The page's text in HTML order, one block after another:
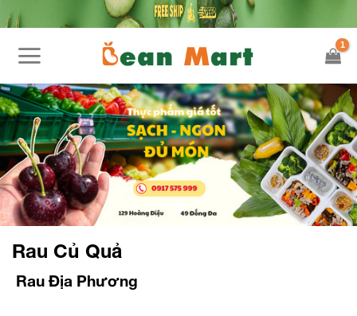
to
content
Rau Củ Quả
Rau Địa Phương